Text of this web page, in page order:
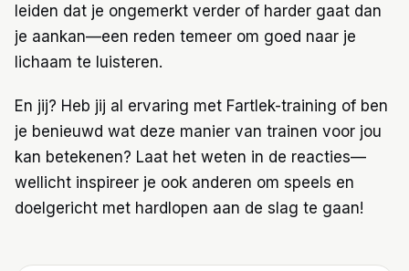
leiden dat je ongemerkt verder of harder gaat dan
je aankan—een reden temeer om goed naar je
lichaam te luisteren.
En jij? Heb jij al ervaring met Fartlek-training of ben
je benieuwd wat deze manier van trainen voor jou
kan betekenen? Laat het weten in de reacties—
wellicht inspireer je ook anderen om speels en
doelgericht met hardlopen aan de slag te gaan!